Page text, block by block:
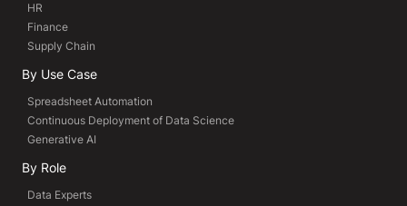
HR
Finance
Supply Chain
By Use Case
Spreadsheet Automation
Continuous Deployment of Data Science
Generative AI
By Role
Data Experts